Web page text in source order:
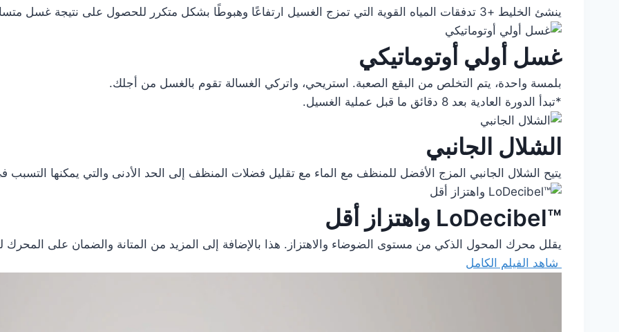
ينشئ الخليط +3 تدفقات المياه القوية التي تمزج الغسيل ارتفاعًا وهبوطًا بشكل متكرر للحصول على نتيجة غسل متساوية.
غسل أولي أوتوماتيكي
بلمسة واحدة، يتم التخلص من البقع الصعبة. استريحي، واتركي الغسالة تقوم بالغسل من أجلك.
*تبدأ الدورة العادية بعد 8 دقائق ما قبل عملية الغسيل.
الشلال الجانبي
يتيح الشلال الجانبي المزج الأفضل للمنظف مع الماء مع تقليل فضلات المنظف إلى الحد الأدنى والتي يمكنها التسبب
LoDecibel™‎ واهتزاز أقل
يقلل محرك المحول الذكي من مستوى الضوضاء والاهتزاز. هذا بالإضافة إلى المزيد من المتانة والضمان على المحرك لمدة 10
شاهد الفيلم الكامل